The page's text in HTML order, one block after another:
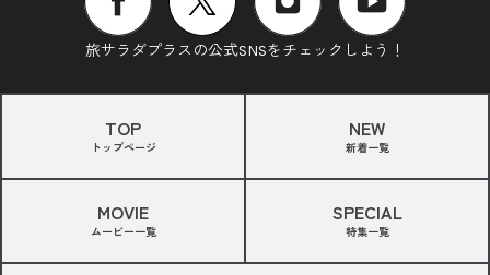
旅サラダプラスの公式SNSをチェックしよう！
TOP
トップページ
NEW
新着一覧
MOVIE
ムービー一覧
SPECIAL
特集一覧